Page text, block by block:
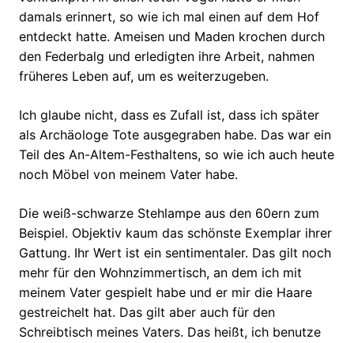
damals erinnert, so wie ich mal einen auf dem Hof
entdeckt hatte. Ameisen und Maden krochen durch
den Federbalg und erledigten ihre Arbeit, nahmen
früheres Leben auf, um es weiterzugeben.
Ich glaube nicht, dass es Zufall ist, dass ich später
als Archäologe Tote ausgegraben habe. Das war ein
Teil des An-Altem-Festhaltens, so wie ich auch heute
noch Möbel von meinem Vater habe.
Die weiß-schwarze Stehlampe aus den 60ern zum
Beispiel. Objektiv kaum das schönste Exemplar ihrer
Gattung. Ihr Wert ist ein sentimentaler. Das gilt noch
mehr für den Wohnzimmertisch, an dem ich mit
meinem Vater gespielt habe und er mir die Haare
gestreichelt hat. Das gilt aber auch für den
Schreibtisch meines Vaters. Das heißt, ich benutze